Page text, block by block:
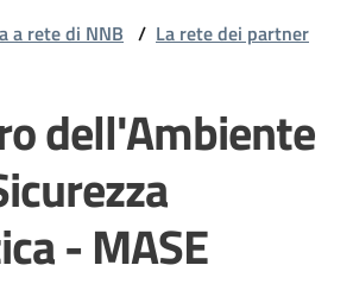
a rete di NNB / La rete dei partner
dell'Ambiente
- MASE